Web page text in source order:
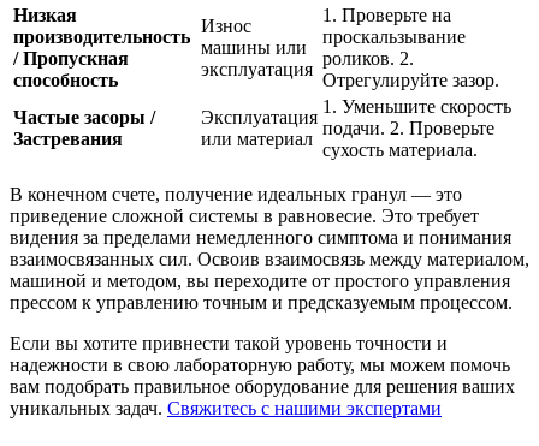
Низкая
производительность
/ Пропускная
способность
Износ
машины или
эксплуатация
1. Проверьте на
проскальзывание
роликов. 2.
Отрегулируйте зазор.
Частые засоры /
Застревания
Эксплуатация
или материал
1. Уменьшите скорость
подачи. 2. Проверьте
сухость материала.
В конечном счете, получение идеальных гранул — это
приведение сложной системы в равновесие. Это требует
видения за пределами немедленного симптома и понимания
взаимосвязанных сил. Освоив взаимосвязь между материалом,
машиной и методом, вы переходите от простого управления
прессом к управлению точным и предсказуемым процессом.
Если вы хотите привнести такой уровень точности и
надежности в свою лабораторную работу, мы можем помочь
вам подобрать правильное оборудование для решения ваших
уникальных задач. Свяжитесь с нашими экспертами